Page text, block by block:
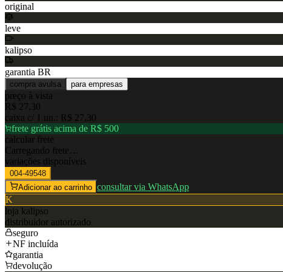
original
leve
kalipso
garantia BR
compra avulsa para empresas
preço à vista
R$ 27,30
caixa c/
1 un.: R$ 27,30
frete grátis acima de R$ 500
calcular frete
Carregando frete…
variações disponíveis
004-49548
Adicionar ao carrinho consultar via WhatsApp
K
loja kalipso
distribuidor autorizado
seguro
NF incluída
garantia
devolução